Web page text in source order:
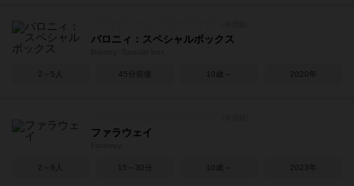
バロニィ：スペシャルボックス
2～5人 45分前後 10歳～ 2020年
ファラウェイ
2～6人 15～30分 10歳～ 2023年